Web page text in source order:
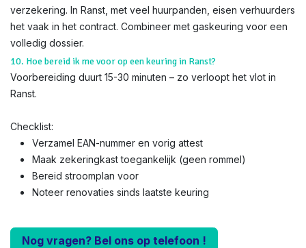
verzekering. In Ranst, met veel huurpanden, eisen verhuurders
het vaak in het contract. Combineer met gaskeuring voor een
volledig dossier.
10. Hoe bereid ik me voor op een keuring in Ranst?
Voorbereiding duurt 15-30 minuten – zo verloopt het vlot in
Ranst.
Checklist:
Verzamel EAN-nummer en vorig attest
Maak zekeringkast toegankelijk (geen rommel)
Bereid stroomplan voor
Noteer renovaties sinds laatste keuring
Nog vragen? Bel ons op telefoon !